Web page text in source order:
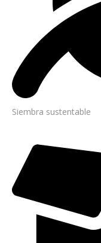
Siembra sustentable